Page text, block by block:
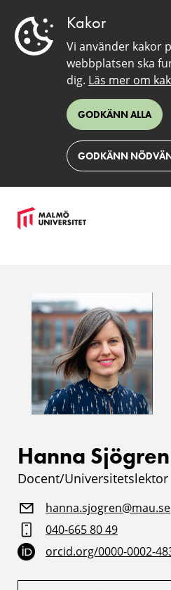
Kakor
Vi använder kakor
webbplatsen ska
dig. Läs mer om
GODKÄNN ALLA
GODKÄNN
Hanna Sjögren
Docent/Universitetslektor
hanna.sjogren@mau.se
040-665 80 49
orcid.org/0000-0002-